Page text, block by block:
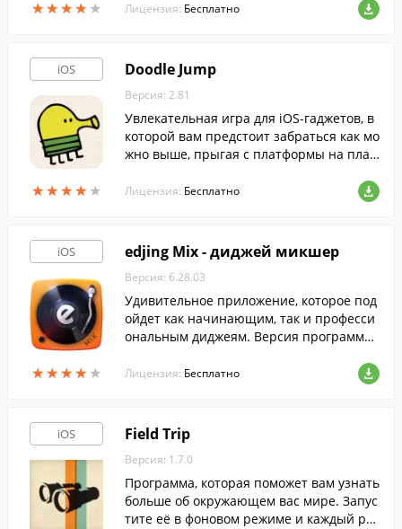
★★★★ ★
★★★★ ★
нной почты.
Лицензия: Бесплатно
iOS
★★★★ ★
★★★★ ★
Doodle Jump
Версия: 2.81
Увлекательная игра для iOS-гаджетов, в
которой вам предстоит забраться как мо
жно выше, прыгая с платформы на плат
й.
Лицензия: Бесплатно
iOS
★★★★ ★
★★★★ ★
edjing Mix - диджей микшер
Версия: 6.28.03
Удивительное приложение, которое под
ойдет как начинающим, так и професси
ональным диджеям. Версия программы
Лицензия: Бесплатно
iOS Field Trip
Версия: 1.7.0
Программа, которая поможет вам узнать
больше об окружающем вас мире. Запус
тите её в фоновом режиме и каждый ра